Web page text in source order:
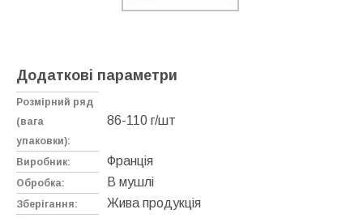
Додаткові параметри
Розмірний ряд
(вага
упаковки):
86-110 г/шт
Виробник: Франція
Обробка: В мушлі
Зберігання: Жива продукція